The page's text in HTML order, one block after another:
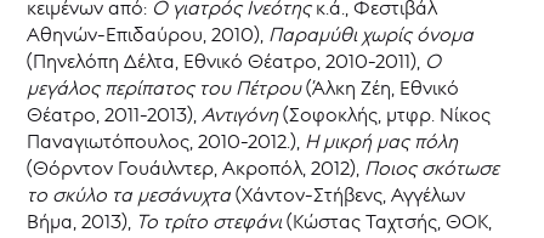
κειμένων από: Ο γιατρός Ινεότηςκ.ά., Φεστιβάλ
Αθηνών-Επιδαύρου, 2010), Παραμύθι χωρίς όνομα
(Πηνελόπη Δέλτα, Εθνικό Θέατρο, 2010-2011), Ο
μεγάλος περίπατος του Πέτρου(Άλκη Ζέη, Εθνικό
Θέατρο, 2011-2013),Αντιγόνη(Σοφοκλής, μτφρ. Νίκος
Παναγιωτόπουλος, 2010-2012.), Η μικρή μας πόλη
(Θόρντον Γουάιλντερ, Ακροπόλ, 2012), Ποιος σκότωσε
το σκύλο τα μεσάνυχτα (Χάντον-Στήβενς, Αγγέλων
Βήμα, 2013), Το τρίτο στεφάνι(Κώστας Ταχτσής, ΘΟΚ,